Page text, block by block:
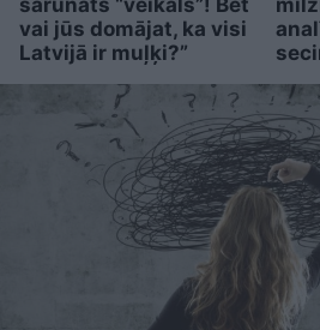
sarunāts “veikals”! Bet
vai jūs domājat, ka visi
Latvijā ir muļķi?”